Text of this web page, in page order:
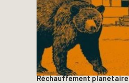
Réchauffement planétaire